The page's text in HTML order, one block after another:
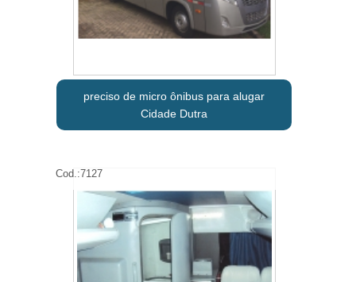
preciso de micro ônibus para alugar
Cidade Dutra
Cod.:7127